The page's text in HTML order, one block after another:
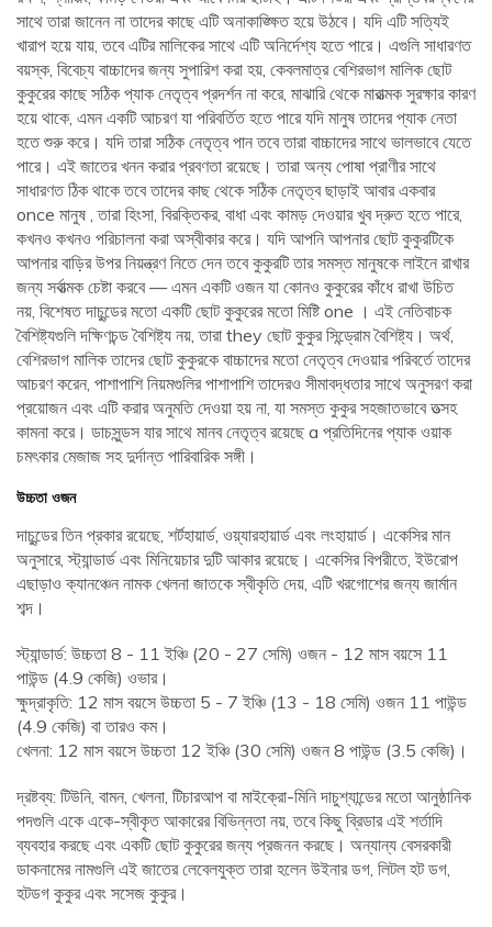
সাথে তারা জানেন না তাদের কাছে এটি অনাকাঙ্ক্ষিত হয়ে উঠবে। যদি এটি সত্যিই
খারাপ হয়ে যায়, তবে এটির মালিকের সাথে এটি অনির্দেশ্য হতে পারে। এগুলি সাধারণত
বয়স্ক, বিবেচ্য বাচ্চাদের জন্য সুপারিশ করা হয়, কেবলমাত্র বেশিরভাগ মালিক ছোট
কুকুরের কাছে সঠিক প্যাক নেতৃত্ব প্রদর্শন না করে, মাঝারি থেকে মারাত্মক সুরক্ষার কারণ
হয়ে থাকে, এমন একটি আচরণ যা পরিবর্তিত হতে পারে যদি মানুষ তাদের প্যাক নেতা
হতে শুরু করে। যদি তারা সঠিক নেতৃত্ব পান তবে তারা বাচ্চাদের সাথে ভালভাবে যেতে
পারে। এই জাতের খনন করার প্রবণতা রয়েছে। তারা অন্য পোষা প্রাণীর সাথে
সাধারণত ঠিক থাকে তবে তাদের কাছ থেকে সঠিক নেতৃত্ব ছাড়াই আবার একবার
once মানুষ , তারা হিংসা, বিরক্তিকর, বাধা এবং কামড় দেওয়ার খুব দ্রুত হতে পারে,
কখনও কখনও পরিচালনা করা অস্বীকার করে। যদি আপনি আপনার ছোট কুকুরটিকে
আপনার বাড়ির উপর নিয়ন্ত্রণ নিতে দেন তবে কুকুরটি তার সমস্ত মানুষকে লাইনে রাখার
জন্য সর্বাত্মক চেষ্টা করবে — এমন একটি ওজন যা কোনও কুকুরের কাঁধে রাখা উচিত
নয়, বিশেষত দাচুন্ডের মতো একটি ছোট কুকুরের মতো মিষ্টি one । এই নেতিবাচক
বৈশিষ্ট্যগুলি দক্ষিণচন্ড বৈশিষ্ট্য নয়, তারা they ছোট কুকুর সিন্ড্রোম বৈশিষ্ট্য। অর্থ,
বেশিরভাগ মালিক তাদের ছোট কুকুরকে বাচ্চাদের মতো নেতৃত্ব দেওয়ার পরিবর্তে তাদের
আচরণ করেন, পাশাপাশি নিয়মগুলির পাশাপাশি তাদেরও সীমাবদ্ধতার সাথে অনুসরণ করা
প্রয়োজন এবং এটি করার অনুমতি দেওয়া হয় না, যা সমস্ত কুকুর সহজাতভাবে তত্সহ
কামনা করে। ডাচসুন্ডস যার সাথে মানব নেতৃত্ব রয়েছে a প্রতিদিনের প্যাক ওয়াক
চমৎকার মেজাজ সহ দুর্দান্ত পারিবারিক সঙ্গী।
উচ্চতা ওজন
দাচুন্ডের তিন প্রকার রয়েছে, শর্টহায়ার্ড, ওয়্যারহায়ার্ড এবং লংহায়ার্ড। একেসির মান
অনুসারে, স্ট্যান্ডার্ড এবং মিনিয়েচার দুটি আকার রয়েছে। একেসির বিপরীতে, ইউরোপ
এছাড়াও ক্যানঞ্চেন নামক খেলনা জাতকে স্বীকৃতি দেয়, এটি খরগোশের জন্য জার্মান
শব্দ।
স্ট্যান্ডার্ড: উচ্চতা 8 - 11 ইঞ্চি (20 - 27 সেমি) ওজন - 12 মাস বয়সে 11
পাউন্ড (4.9 কেজি) ওভার।
ক্ষুদ্রাকৃতি: 12 মাস বয়সে উচ্চতা 5 - 7 ইঞ্চি (13 - 18 সেমি) ওজন 11 পাউন্ড
(4.9 কেজি) বা তারও কম।
খেলনা: 12 মাস বয়সে উচ্চতা 12 ইঞ্চি (30 সেমি) ওজন 8 পাউন্ড (3.5 কেজি)।
দ্রষ্টব্য: টিউনি, বামন, খেলনা, টিচারআপ বা মাইক্রো-মিনি দাচুশ্যান্ডের মতো আনুষ্ঠানিক
পদগুলি একে একে-স্বীকৃত আকারের বিভিন্নতা নয়, তবে কিছু ব্রিডার এই শর্তাদি
ব্যবহার করছে এবং একটি ছোট কুকুরের জন্য প্রজনন করছে। অন্যান্য বেসরকারী
ডাকনামের নামগুলি এই জাতের লেবেলযুক্ত তারা হলেন উইনার ডগ, লিটল হট ডগ,
হটডগ কুকুর এবং সসেজ কুকুর।